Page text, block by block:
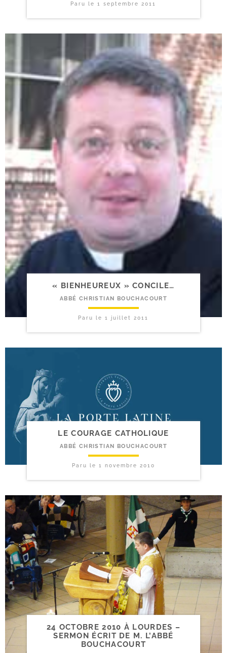
Paru le1 septembre 2011
« BIENHEUREUX » CONCILE…
ABBÉ CHRISTIAN BOUCHACOURT
Paru le1 juillet 2011
LE COURAGE CATHOLIQUE
ABBÉ CHRISTIAN BOUCHACOURT
Paru le 1 novembre 2010
24 OCTOBRE 2010 À LOURDES –
SERMON ÉCRIT DE M. L’ABBÉ
BOUCHACOURT